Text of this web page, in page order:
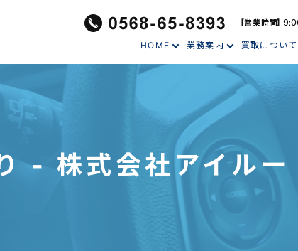
HOME 業務案内 買取について
- 株式会社アイルー